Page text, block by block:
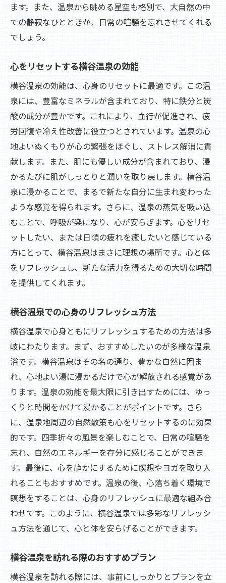
ます。また、温泉から眺める星空も格別で、大自然の中
での静寂なひとときが、日常の喧騒を忘れさせてくれる
でしょう。
心をリセットする横谷温泉の効能
横谷温泉の効能は、心身のリセットに最適です。この温
泉には、豊富なミネラルが含まれており、特に鉄分と炭
酸の成分が豊かです。これにより、血行が促進され、疲
労回復や冷え性改善に役立つとされています。温泉の心
地よいぬくもりが心の緊張をほぐし、ストレス解消に貢
献します。また、肌にも優しい成分が含まれており、浸
かるたびに肌がしっとりと潤いを取り戻します。横谷温
泉に浸かることで、まるで新たな自分に生まれ変わった
ような感覚を得られます。さらに、温泉の蒸気を吸い込
むことで、呼吸が楽になり、心が安らぎます。心をリセ
ットしたい、または日頃の疲れを癒したいと感じている
方にとって、横谷温泉はまさに理想の場所です。心と体
をリフレッシュし、新たな活力を得るための大切な時間
を提供してくれます。
横谷温泉での心身のリフレッシュ方法
横谷温泉で心身ともにリフレッシュするための方法は多
岐にわたります。まず、おすすめしたいのが多様な温泉
浴です。横谷温泉はその名の通り、豊かな自然に囲ま
れ、心地よい湯に浸かるだけで心が解放される感覚があ
ります。温泉の効能を最大限に引き出すためには、ゆっ
くりと時間をかけて浸かることがポイントです。さら
に、温泉地周辺の自然散策も心をリセットするのに効果
的です。四季折々の風景を楽しむことで、日常の喧騒を
忘れ、自然のエネルギーを存分に感じることができま
す。最後に、心を静かにするために瞑想やヨガを取り入
れることもおすすめです。温泉の後、心落ち着く環境で
瞑想をすることは、心身のリフレッシュに最適な組み合
わせです。このように、横谷温泉では多彩なリフレッシ
ュ方法を通じて、心と体を安らげることができます。
横谷温泉を訪れる際のおすすめプラン
横谷温泉を訪れる際には、事前にしっかりとプランを立